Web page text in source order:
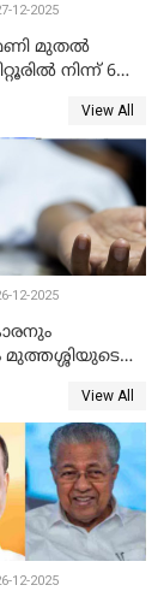
12-2025
മുതൽ
നിന്ന് 6
View All
12-2025
മുത്തശ്ശിയുടെ
View All
12-2025